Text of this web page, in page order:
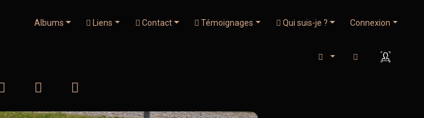
Albums Liens Contact Témoignages Qui suis-je ? Connexion